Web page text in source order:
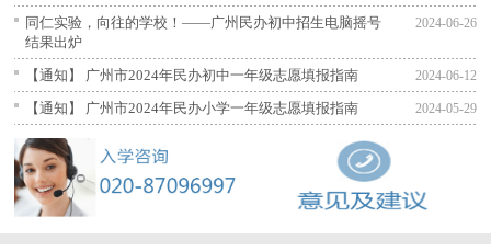
同仁实验，向往的学校！——广州民办初中招生电脑摇号
结果出炉
2024-06-26
【通知】 广州市2024年民办初中一年级志愿填报指南 2024-06-12
【通知】 广州市2024年民办小学一年级志愿填报指南 2024-05-29